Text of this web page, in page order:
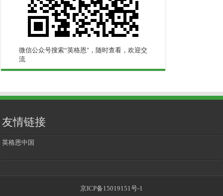
微信公众号搜索“英格恩"，随时查看，欢迎交
流
友情链接
英格恩中国
京ICP备15019151号-1